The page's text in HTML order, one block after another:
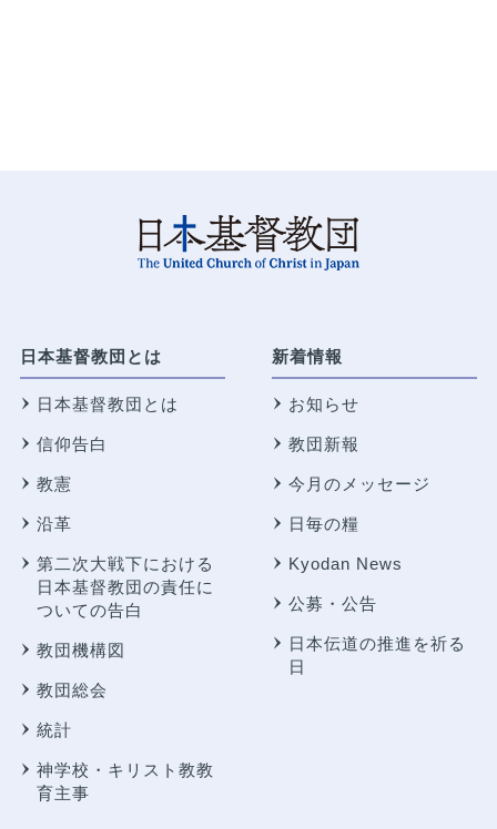
日本基督教団とは
日本基督教団とは
信仰告白
教憲
沿革
第二次大戦下における
日本基督教団の責任に
ついての告白
教団機構図
教団総会
統計
神学校・キリスト教教
育主事
新着情報
お知らせ
教団新報
今月のメッセージ
日毎の糧
Kyodan News
公募・公告
日本伝道の推進を祈る
日